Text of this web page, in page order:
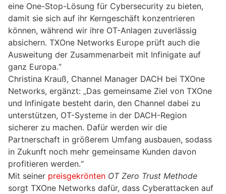
eine One-Stop-Lösung für Cybersecurity zu bieten,
damit sie sich auf ihr Kerngeschäft konzentrieren
können, während wir ihre OT-Anlagen zuverlässig
absichern. TXOne Networks Europe prüft auch die
Ausweitung der Zusammenarbeit mit Infinigate auf
ganz Europa.“
Christina Krauß, Channel Manager DACH bei TXOne
Networks, ergänzt: „Das gemeinsame Ziel von TXOne
und Infinigate besteht darin, den Channel dabei zu
unterstützen, OT-Systeme in der DACH-Region
sicherer zu machen. Dafür werden wir die
Partnerschaft in größerem Umfang ausbauen, sodass
in Zukunft noch mehr gemeinsame Kunden davon
profitieren werden.“
Mit seiner preisgekrönten OT Zero Trust Methode
sorgt TXOne Networks dafür, dass Cyberattacken auf